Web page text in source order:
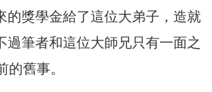
的獎學金給了這位大弟子，造就
過筆者和這位大師兄只有一面之
舊事。